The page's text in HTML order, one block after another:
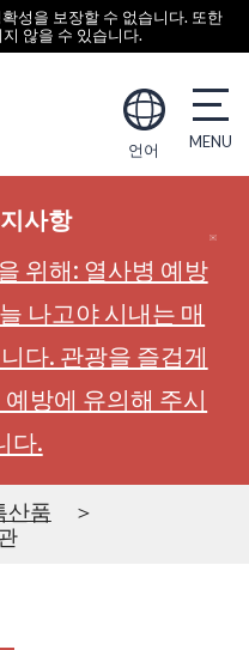
성을 보장할 수 없습니다. 또한
않을 수 있습니다.
언어
사항
위해: 열사병 예방
나고야 시내는 매
다. 관광을 즐겁게
방에 유의해 주시
다.
산품